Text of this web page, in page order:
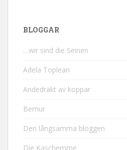
BLOGGAR
…wir sind die Seinen
Adela Toplean
Andedräkt av koppar
Bernur
Den långsamma bloggen
Die Kaschemme